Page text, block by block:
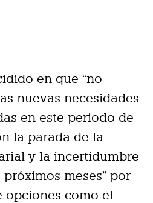
en que “no
nuevas necesidades
en este periodo de
la parada de la
y la incertidumbre
meses” por
opciones como el